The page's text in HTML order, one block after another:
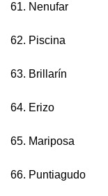
61. Nenufar
62. Piscina
63. Brillarín
64. Erizo
65. Mariposa
66. Puntiagudo